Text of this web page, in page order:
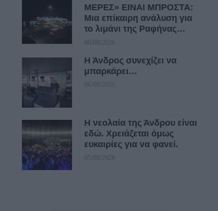
ΜΕΡΕΣ» ΕΙΝΑΙ ΜΠΡΟΣΤΑ:
Μια επίκαιρη ανάλυση για
το λιμάνι της Ραφήνας…
06/08/2026
Η Άνδρος συνεχίζει να
μπαρκάρει…
06/08/2026
Η νεολαία της Άνδρου είναι
εδώ. Χρειάζεται όμως
ευκαιρίες για να φανεί.
05/08/2026